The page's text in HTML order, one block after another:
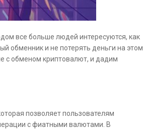
все больше людей интересуются, как
обменник и не потерять деньги на этом
с обменом криптовалют, и дадим
позволяет пользователям
с фиатными валютами. В